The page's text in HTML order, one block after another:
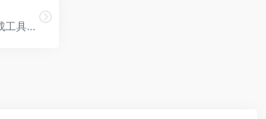
电商AI图像生成工具，专注于商品图创作。面向电商卖家，提供商品图生成、背景替换、批量处理等服务，商品图质量高。